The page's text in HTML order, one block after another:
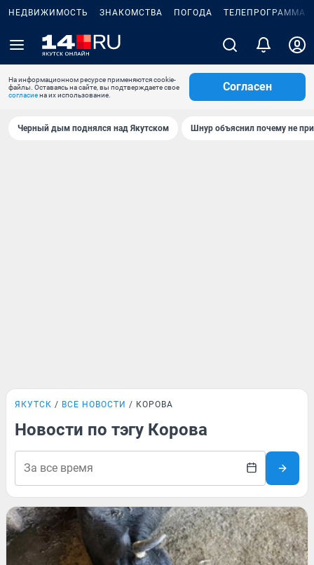
НЕДВИЖИМОСТЬ ЗНАКОМСТВА ПОГОДА ТЕЛЕПРОГРАММА
На информационном ресурсе применяются cookie-
файлы. Оставаясь на сайте, вы подтверждаете свое
согласиена их использование.
Согласен
Черный дым поднялся над Якутском Шнур объяснил почему не
ЯКУТСК ВСЕ НОВОСТИ КОРОВА
Новости по тэгу Корова